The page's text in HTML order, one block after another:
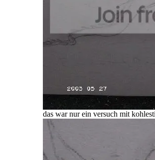
das war nur ein versuch mit